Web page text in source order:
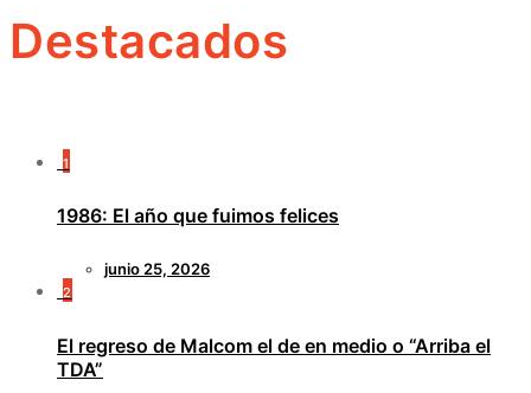
Destacados
1
1986: El año que fuimos felices
junio 25, 2026
2
El regreso de Malcom el de en medio o “Arriba el
TDA”